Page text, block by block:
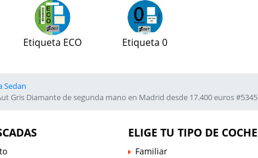
Etiqueta ECO Etiqueta 0
Sedan
Gris Diamante de segunda mano en Madrid desde 17.400 euros #5345
ELIGE TU TIPO DE COCHE
Familiar